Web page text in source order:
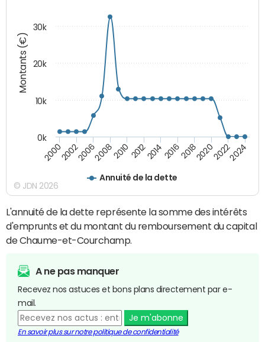
Montants (€)
Annuité de la dette
20002002200620082010 2012201420162018202020222024
0k
10k
20k
30k
© JDN 2026
L'annuité de la dette représente la somme des intérêts
d'emprunts et du montant du remboursement du capital
de Chaume-et-Courchamp.
A ne pas manquer
Recevez nos astuces et bons plans directement par e-
mail.
Je m'abonne
En savoir plus sur notre politique de confidentialité